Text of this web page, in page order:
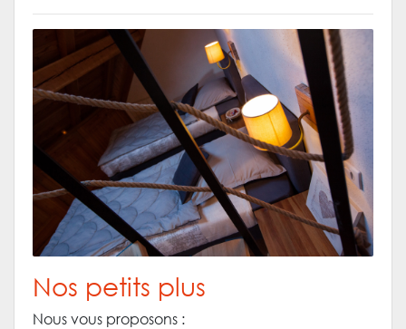
Nos petits plus
Nous vous proposons :